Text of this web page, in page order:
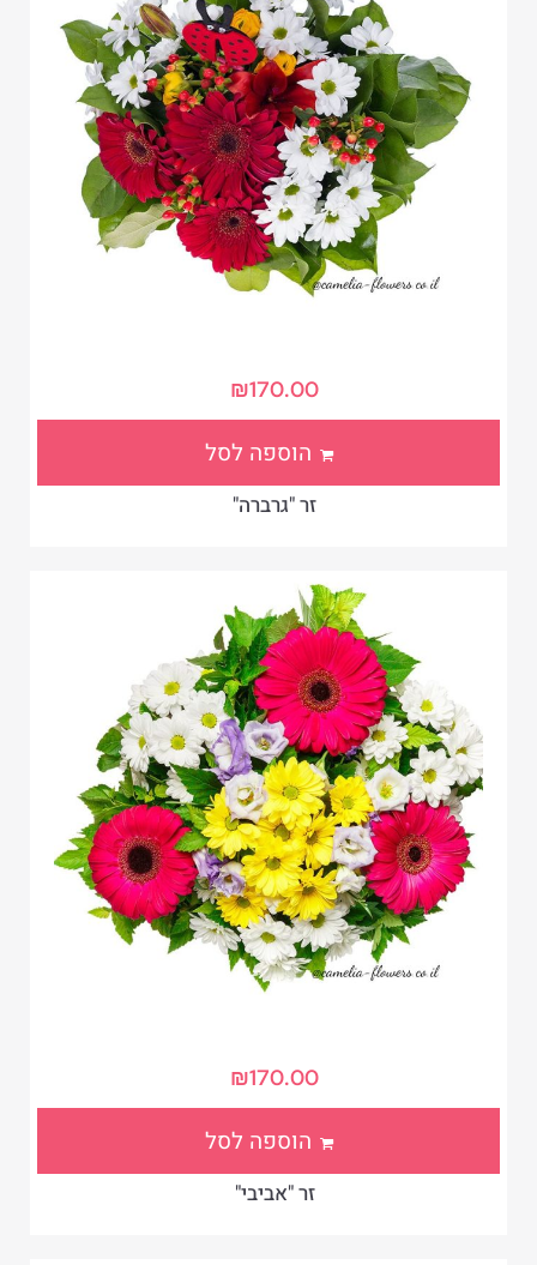
זר "גרברה"
₪170.00
הוספה לסל
זר "אביבי"
₪170.00
הוספה לסל